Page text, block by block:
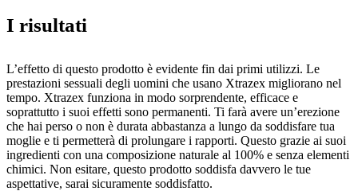
I risultati
L’effetto di questo prodotto è evidente fin dai primi utilizzi. Le
prestazioni sessuali degli uomini che usano Xtrazex migliorano nel
tempo. Xtrazex funziona in modo sorprendente, efficace e
soprattutto i suoi effetti sono permanenti. Ti farà avere un’erezione
che hai perso o non è durata abbastanza a lungo da soddisfare tua
moglie e ti permetterà di prolungare i rapporti. Questo grazie ai suoi
ingredienti con una composizione naturale al 100% e senza elementi
chimici. Non esitare, questo prodotto soddisfa davvero le tue
aspettative, sarai sicuramente soddisfatto.